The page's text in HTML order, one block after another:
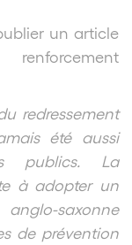
un article
redressement
été aussi
publics. La
à adopter un
saxonne
de prévention